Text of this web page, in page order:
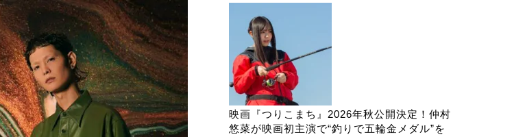
映画『つりこまち』2026年秋公開決定！仲村
悠菜が映画初主演で“釣りで五輪金メダル”を